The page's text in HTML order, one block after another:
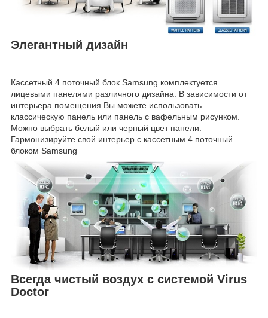
Элегантный дизайн
Кассетный 4 поточный блок Samsung комплектуется
лицевыми панелями различного дизайна. В зависимости от
интерьера помещения Вы можете использовать
классическую панель или панель с вафельным рисунком.
Можно выбрать белый или черный цвет панели.
Гармонизируйте свой интерьер с кассетным 4 поточный
блоком Samsung
Всегда чистый воздух с системой Virus
Doctor